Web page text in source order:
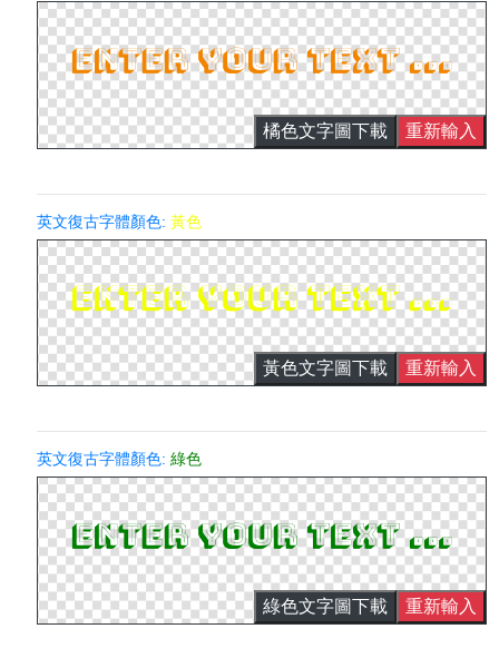
橘色文字圖下載 重新輸入
英文復古字體顏色:黃色
黃色文字圖下載 重新輸入
英文復古字體顏色:綠色
綠色文字圖下載 重新輸入